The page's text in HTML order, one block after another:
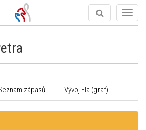
zápasů Vývoj Ela (graf)